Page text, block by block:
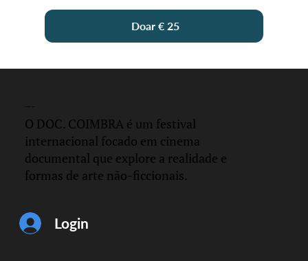
Doar € 25
O DOC. COIMBRA é um festival
internacional focado em cinema
documental que explore a realidade e
formas de arte não-ficcionais.
Login